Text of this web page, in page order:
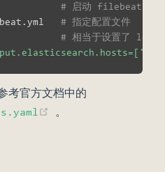
# 启动 filebeat
# 指定配置文件
# 相当于设置了
考官方文档中的
。